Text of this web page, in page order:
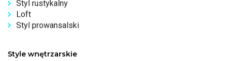
Styl rustykalny
Loft
Styl prowansalski
Style wnętrzarskie